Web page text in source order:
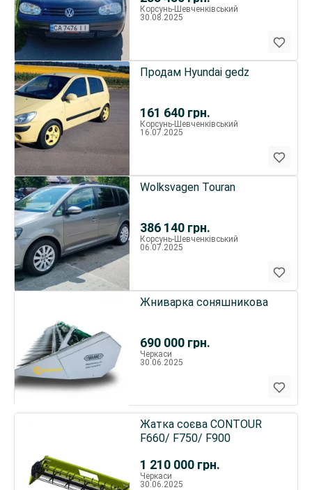
Корсунь-Шевченківський
30.08.2025
161 640 грн.
Продам Hyundai gedz
Корсунь-Шевченківський
16.07.2025
386 140 грн.
Wolksvagen Touran
Корсунь-Шевченківський
06.07.2025
690 000 грн.
Жниварка соняшникова
Черкаси
30.06.2025
1 210 000 грн.
Жатка соєва СONTOUR
F660/ F750/ F900
Черкаси
30.06.2025